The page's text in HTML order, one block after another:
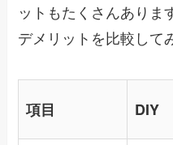
ットもたくさんありま
デメリットを比較して
項目 DIY